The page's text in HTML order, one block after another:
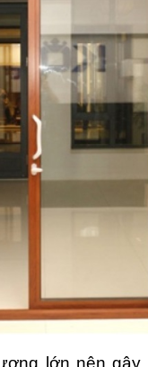
lớn nên gây